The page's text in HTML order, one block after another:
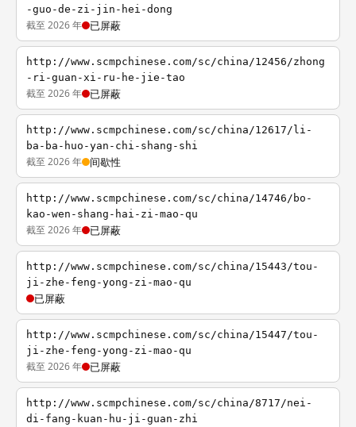
-guo-de-zi-jin-hei-dong
截至 2026 年 已屏蔽
http://www.scmpchinese.com/sc/china/12456/zhong
-ri-guan-xi-ru-he-jie-tao
截至 2026 年 已屏蔽
http://www.scmpchinese.com/sc/china/12617/li-
ba-ba-huo-yan-chi-shang-shi
截至 2026 年 间歇性
http://www.scmpchinese.com/sc/china/14746/bo-
kao-wen-shang-hai-zi-mao-qu
截至 2026 年 已屏蔽
http://www.scmpchinese.com/sc/china/15443/tou-
ji-zhe-feng-yong-zi-mao-qu
已屏蔽
http://www.scmpchinese.com/sc/china/15447/tou-
ji-zhe-feng-yong-zi-mao-qu
截至 2026 年 已屏蔽
http://www.scmpchinese.com/sc/china/8717/nei-
di-fang-kuan-hu-ji-guan-zhi